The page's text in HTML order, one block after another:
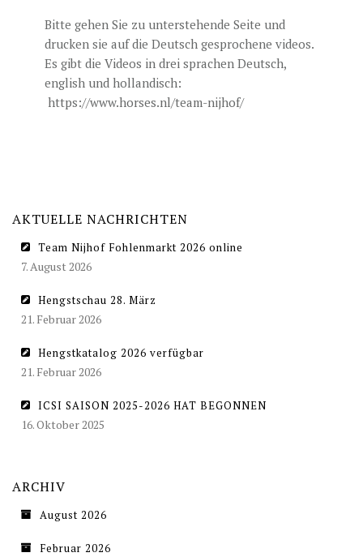
KONTAKT
Bitte gehen Sie zu unterstehende Seite und
drucken sie auf die Deutsch gesprochene videos.
Es gibt die Videos in drei sprachen Deutsch,
english und hollandisch:
https://www.horses.nl/team-nijhof/
AKTUELLE NACHRICHTEN
Team Nijhof Fohlenmarkt 2026 online
7. August 2026
Hengstschau 28. März
21. Februar 2026
Hengstkatalog 2026 verfügbar
21. Februar 2026
ICSI SAISON 2025-2026 HAT BEGONNEN
16. Oktober 2025
ARCHIV
August 2026
Februar 2026